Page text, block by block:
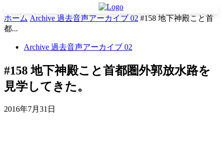
ホーム Archive 過去音声アーカイブ 02 #158 地下神殿こと首
都...
Archive 過去音声アーカイブ 02
#158 地下神殿こと首都圏外郭放水路を
見学してきた。
2016年7月31日